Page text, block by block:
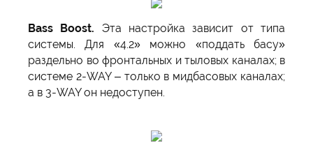
Bass Boost. Эта настройка зависит от типа
системы. Для «4.2» можно «поддать басу»
раздельно во фронтальных и тыловых каналах; в
системе 2-WAY – только в мидбасовых каналах;
а в 3-WAY он недоступен.